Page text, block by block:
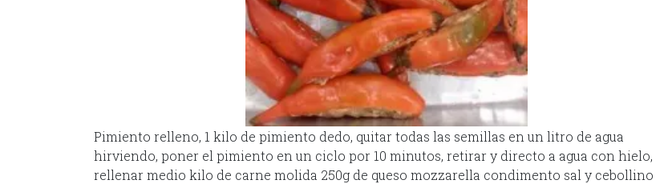
Pimiento relleno, 1 kilo de pimiento dedo, quitar todas las semillas en un litro de agua
hirviendo, poner el pimiento en un ciclo por 10 minutos, retirar y directo a agua con hielo,
rellenar medio kilo de carne molida 250g de queso mozzarella condimento sal y cebollino